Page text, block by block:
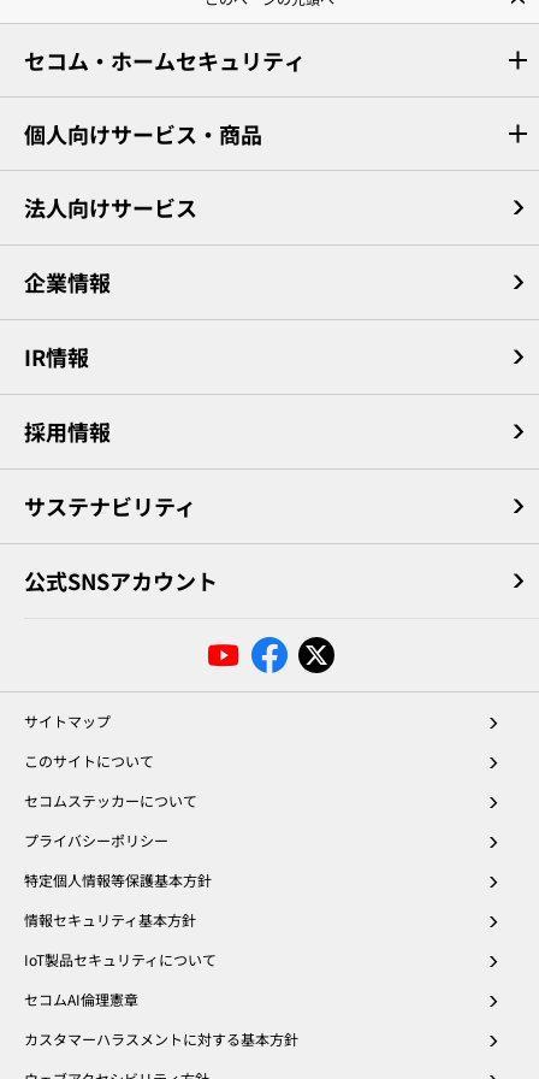
セコム・ホームセキュリティ
個人向けサービス・商品
法人向けサービス
企業情報
IR情報
採用情報
サステナビリティ
公式SNSアカウント
サイトマップ
このサイトについて
セコムステッカーについて
プライバシーポリシー
特定個人情報等保護基本方針
情報セキュリティ基本方針
IoT製品セキュリティについて
セコムAI倫理憲章
カスタマーハラスメントに対する基本方針